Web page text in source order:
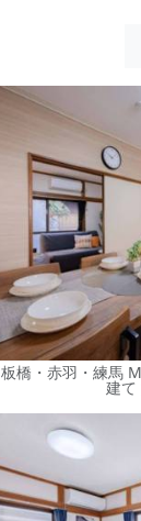
板橋・赤羽・練馬
建て